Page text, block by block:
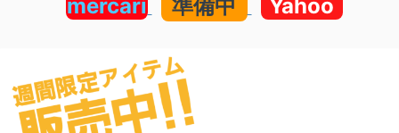
mercari 準備中 Yahoo